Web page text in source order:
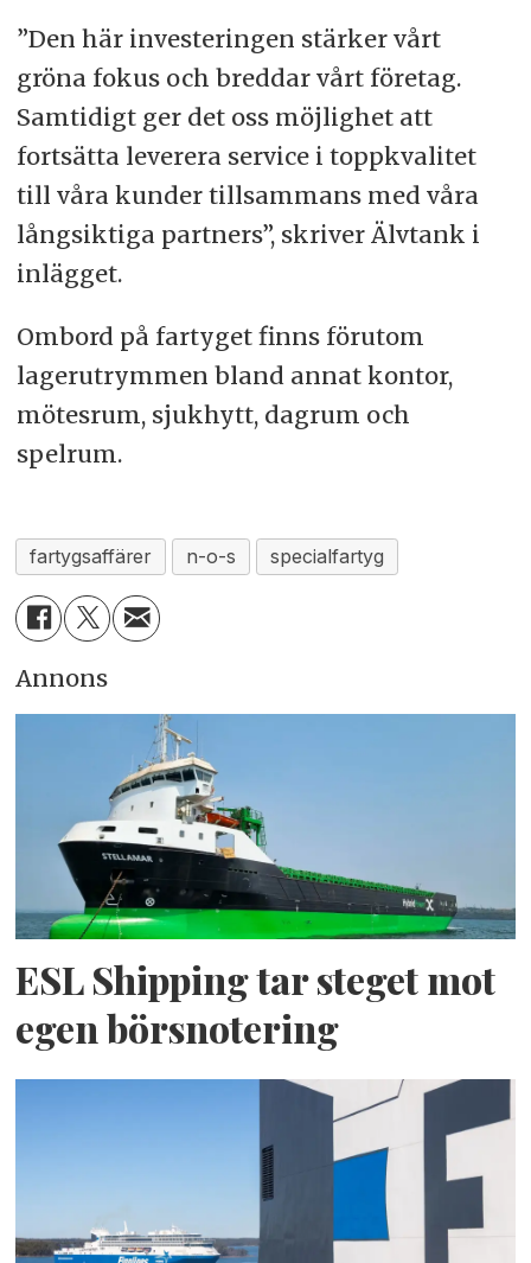
”Den här investeringen stärker vårt
gröna fokus och breddar vårt företag.
Samtidigt ger det oss möjlighet att
fortsätta leverera service i toppkvalitet
till våra kunder tillsammans med våra
långsiktiga partners”, skriver Älvtank i
inlägget.
Ombord på fartyget finns förutom
lagerutrymmen bland annat kontor,
mötesrum, sjukhytt, dagrum och
spelrum.
fartygsaffärer n-o-s specialfartyg
Annons
ESL Shipping tar steget mot
egen börsnotering